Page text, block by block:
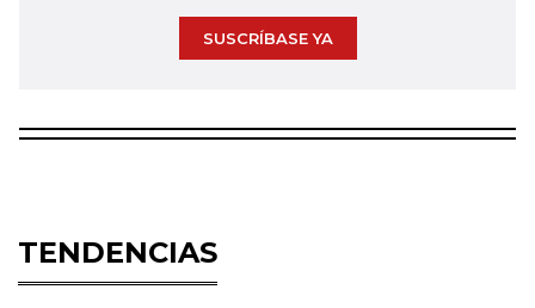
SUSCRÍBASE YA
TENDENCIAS